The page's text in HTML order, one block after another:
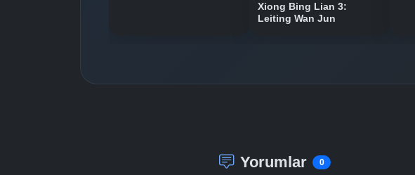
Xiong Bing Lian 3:
Leiting Wan Jun
Yorumlar 0